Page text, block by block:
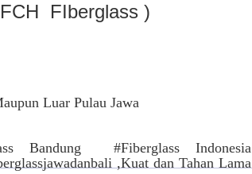
FIberglass )
Luar Pulau Jawa
Bandung #Fiberglass Indonesia
,Kuat dan Tahan Lama